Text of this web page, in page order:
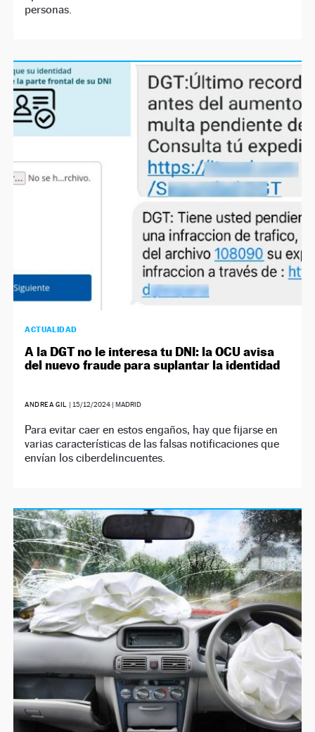
personas.
ACTUALIDAD
A la DGT no le interesa tu DNI: la OCU avisa
del nuevo fraude para suplantar la identidad
ANDREA GIL | 15/12/2024| MADRID
Para evitar caer en estos engaños, hay que fijarse en
varias características de las falsas notificaciones que
envían los ciberdelincuentes.